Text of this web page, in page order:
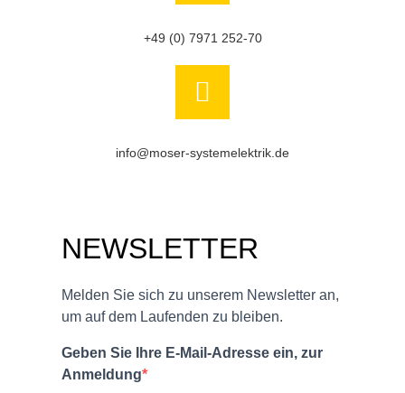
+49 (0) 7971 252-70
info@moser-systemelektrik.de
NEWSLETTER
Melden Sie sich zu unserem Newsletter an,
um auf dem Laufenden zu bleiben.
Geben Sie Ihre E-Mail-Adresse ein, zur
Anmeldung